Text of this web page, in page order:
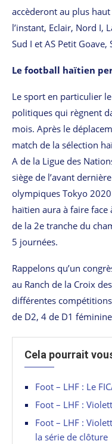
accèderont au plus
l’instant, Eclair, Nord I,
Sud I et AS Petit
Le football haïtien
Le sport en particulier
politiques qui règnent
mois. Après le
match de la sélection
A de la Ligue des
siège de l’avant
olympiques Tokyo
haïtien aura à faire face
de la 2e tranche du
5 journées.
Rappelons qu’un
au Ranch de la Croix
différentes
de D2, 4 de D1
Cela pourrait
Foot – LHF : Le
Foot – LHF :
Foot – LHF :
la série de clôture